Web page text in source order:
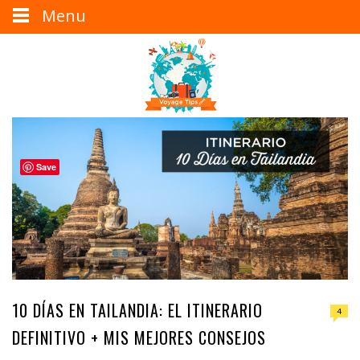
10 DÍAS EN TAILANDIA: EL ITINERARIO
DEFINITIVO + MIS MEJORES CONSEJOS
4
Menu
Save